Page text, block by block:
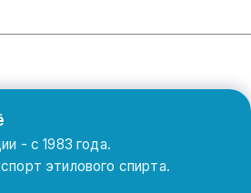
- с 1983 года.
этилового спирта.